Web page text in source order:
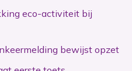
eco-activiteit bij
bewijst opzet